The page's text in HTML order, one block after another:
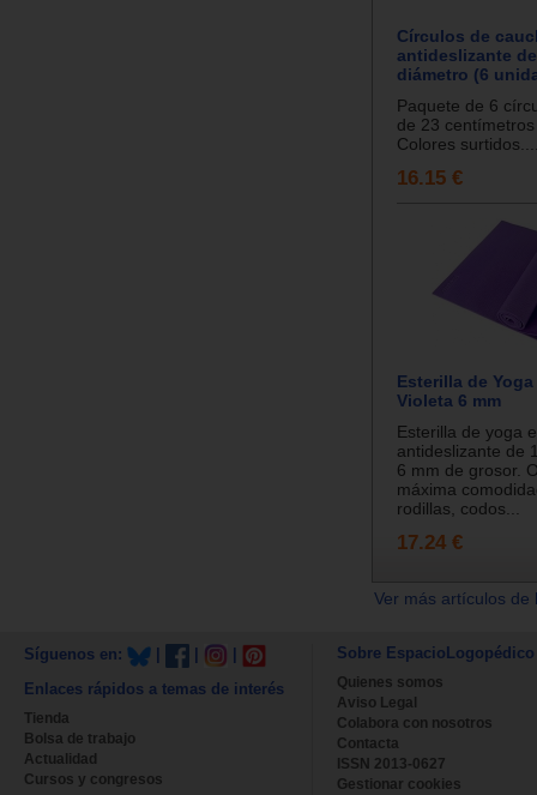
Círculos de
antideslizante
diámetro (6
Paquete de 6
de 23
Colores
16.15 €
Esterilla de
Violeta 6 mm
Esterilla de yoga
antideslizante de
6 mm de grosor.
máxima
rodillas, codos...
17.24 €
Ver más artículos
Síguenos en:
Enlaces rápidos a temas de interés
Tienda
Bolsa de trabajo
Actualidad
Cursos y congresos
Sobre EspacioLogopédico
Quienes somos
Aviso Legal
Colabora con nosotros
Contacta
ISSN 2013-0627
Gestionar cookies